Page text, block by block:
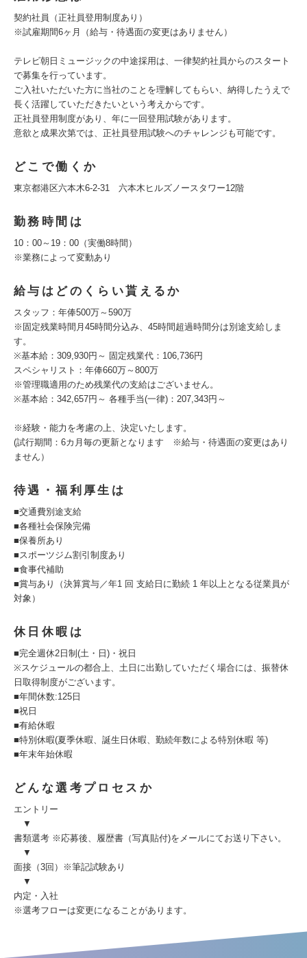
契約社員（正社員登用制度あり）
※試雇期間6ヶ月（給与・待遇面の変更はありません）
テレビ朝日ミュージックの中途採用は、一律契約社員からのスタート
で募集を行っています。
ご入社いただいた方に当社のことを理解してもらい、納得したうえで
長く活躍していただきたいという考えからです。
正社員登用制度があり、年に一回登用試験があります。
意欲と成果次第では、正社員登用試験へのチャレンジも可能です。
どこで働くか
東京都港区六本木6-2-31 六本木ヒルズノースタワー12階
勤務時間は
10：00～19：00（実働8時間）
※業務によって変動あり
給与はどのくらい貰えるか
スタッフ：年俸500万～590万
※固定残業時間月45時間分込み、45時間超過時間分は別途支給しま
す。
※基本給：309,930円～ 固定残業代：106,736円
スペシャリスト：年俸660万～800万
※管理職適用のため残業代の支給はございません。
※基本給：342,657円～ 各種手当(一律)：207,343円～
※経験・能力を考慮の上、決定いたします。
(試行期間：6カ月毎の更新となります ※給与・待遇面の変更はあり
ません）
待遇・福利厚生は
■交通費別途支給
■各種社会保険完備
■保養所あり
■スポーツジム割引制度あり
■食事代補助
■賞与あり（決算賞与／年1 回 支給日に勤続 1 年以上となる従業員が
対象）
休日休暇は
■完全週休2日制(土・日)・祝日
※スケジュールの都合上、土日に出勤していただく場合には、振替休
日取得制度がございます。
■年間休数:125日
■祝日
■有給休暇
■特別休暇(夏季休暇、誕生日休暇、勤続年数による特別休暇 等)
■年末年始休暇
どんな選考プロセスか
エントリー
▼
書類選考 ※応募後、履歴書（写真貼付)をメールにてお送り下さい。
▼
面接（3回）※筆記試験あり
▼
内定・入社
※選考フローは変更になることがあります。